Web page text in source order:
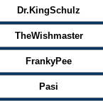
Dr.KingSchulz
TheWishmaster
FrankyPee
Pasi